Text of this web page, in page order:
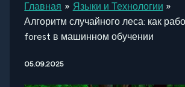
Главная
Языки и Технологии
Алгоритм случайного леса: как
forest в машинном обучении
05.09.2025